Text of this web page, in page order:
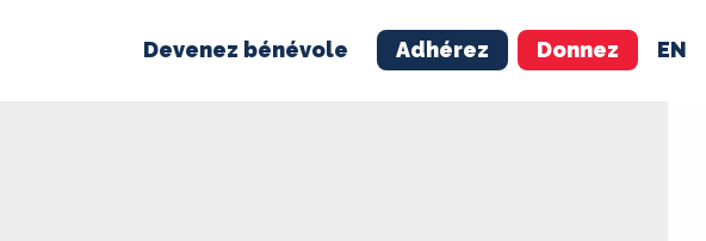
Devenez bénévole Adhérez Donnez EN